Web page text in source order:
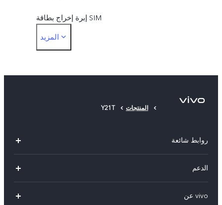
إبرة إخراج بطاقة SIM
حافظة الهاتف
المزيد
المنتجات Y21T
روابط شائعة
X200 FE (New)
الدعم
vivo عن